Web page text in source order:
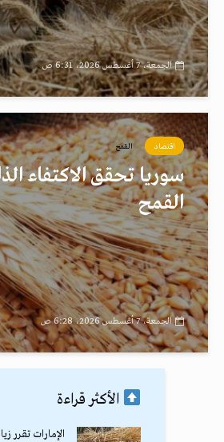
الجمعة، 7 أغسطس 2026، 6:31 ص
اقتصاد القمح
سوريا تحقق الاكتفاء
القمح
الجمعة، 7 أغسطس 2026، 6:28 ص
الأكثر قراءة
الإمارات تقرر